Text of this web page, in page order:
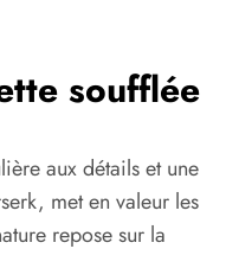
soufflée
aux détails et une
met en valeur les
repose sur la